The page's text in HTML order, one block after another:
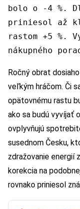
bolo o -4 %.
priniesol až
rastom +5 %.
nákupného
Ročný obrat
veľkým hráčom. Či
opätovnému rastu
ako sa budú vyvíjať
ovplyvňujú
susednom Česku,
zdražovanie energií
korekcia na
rovnako priniesol